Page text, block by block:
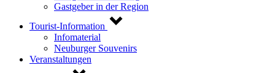
Gastgeber in der Region
Tourist-Information
Infomaterial
Neuburger Souvenirs
Veranstaltungen